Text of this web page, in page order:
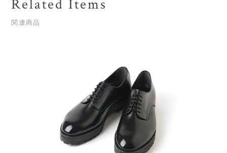
Related Items
関連商品